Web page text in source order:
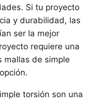
Si tu proyecto
y durabilidad, las
ser la mejor
requiere una
mallas de simple
torsión son una